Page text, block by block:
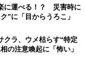
に運べる！？ 災害時に
”に「目からうろこ」
ラ、ウメ枯らす“特定
の注意喚起に「怖い」